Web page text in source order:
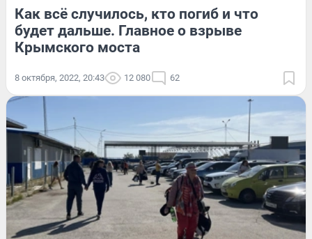
Как всё случилось, кто погиб и что
будет дальше. Главное о взрыве
Крымского моста
8 октября, 2022, 20:43 12 080 62